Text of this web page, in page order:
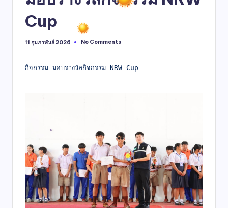
Cup
11 กุมภาพันธ์ 2026 No Comments
กิจกรรม มอบรางวัลกิจกรรม NRW Cup